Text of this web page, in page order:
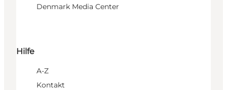
Denmark Media Center
Hilfe
A-Z
Kontakt